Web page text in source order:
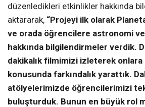
düzenledikleri etkinlikler hakkında
aktararak, “Projeyi ilk olarak
ve orada öğrencilere astronomi
hakkında bilgilendirmeler verdik.
dakikalık filmimizi izleterek
konusunda farkındalık yarattık.
atölyelerimizde öğrencilerimizi
buluşturduk. Bunun en büyük rol